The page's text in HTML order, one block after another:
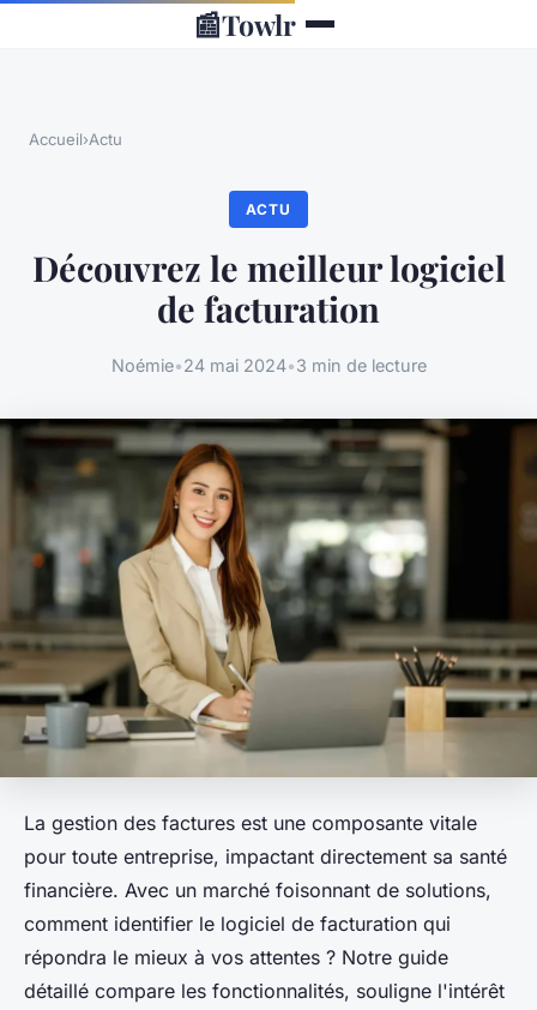
📰Towlr
Accueil›Actu
ACTU
Découvrez le meilleur logiciel
de facturation
Noémie•24 mai 2024•3 min de lecture
La gestion des factures est une composante vitale
pour toute entreprise, impactant directement sa santé
financière. Avec un marché foisonnant de solutions,
comment identifier le logiciel de facturation qui
répondra le mieux à vos attentes ? Notre guide
détaillé compare les fonctionnalités, souligne l'intérêt